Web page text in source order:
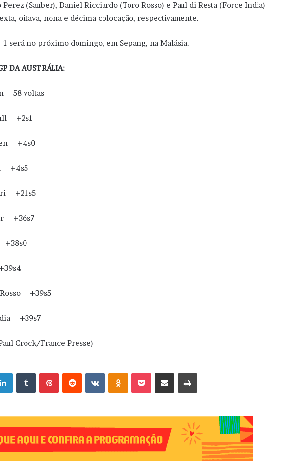
(Sauber), Daniel Ricciardo (Toro Rosso) e Paul di Resta (Force India)
oitava, nona e décima colocação, respectivamente.
será no próximo domingo, em Sepang, na Malásia.
DA AUSTRÁLIA:
– 58 voltas
– +2s1
– +4s0
– +4s5
– +21s5
– +36s7
+38s0
– +39s5
– +39s7
Crock/France Presse)
Linkedin VK OK